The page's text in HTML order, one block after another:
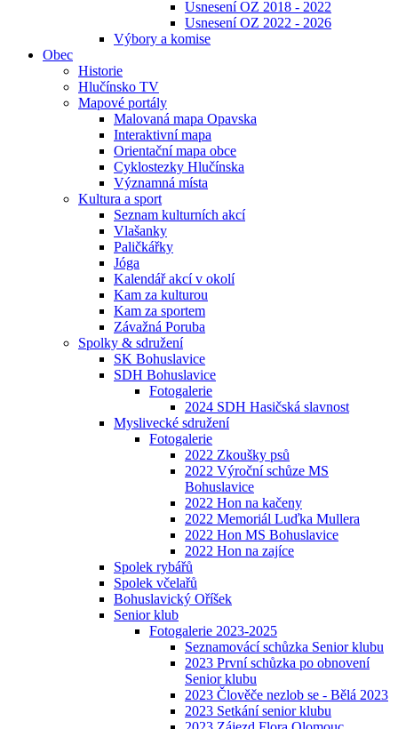
Usnesení OZ 2018 - 2022
Usnesení OZ 2022 - 2026
Výbory a komise
Obec
Historie
Hlučínsko TV
Mapové portály
Malovaná mapa Opavska
Interaktivní mapa
Orientační mapa obce
Cyklostezky Hlučínska
Významná místa
Kultura a sport
Seznam kulturních akcí
Vlašanky
Paličkářky
Jóga
Kalendář akcí v okolí
Kam za kulturou
Kam za sportem
Závažná Poruba
Spolky & sdružení
SK Bohuslavice
SDH Bohuslavice
Fotogalerie
2024 SDH Hasičská slavnost
Myslivecké sdružení
Fotogalerie
2022 Zkoušky psů
2022 Výroční schůze MS
Bohuslavice
2022 Hon na kačeny
2022 Memoriál Luďka Mullera
2022 Hon MS Bohuslavice
2022 Hon na zajíce
Spolek rybářů
Spolek včelařů
Bohuslavický Oříšek
Senior klub
Fotogalerie 2023-2025
Seznamovácí schůzka Senior klubu
2023 První schůzka po obnovení
Senior klubu
2023 Člověče nezlob se - Bělá 2023
2023 Setkání senior klubu